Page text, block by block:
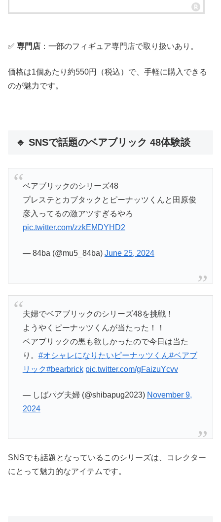
✅ 専門店 ：一部のフィギュア専門店で取り扱いあり。
価格は1個あたり約550円（税込）で、手軽に購入できる
のが魅力です。
🔹 SNSで話題のベアブリック 48体験談
ベアブリックのシリーズ48
プレステとカブタックとピーナッツくんと田原俊
彦入ってるの激アツすぎるやろ
pic.twitter.com/zzkEMDYHD2
— 84ba (@mu5_84ba) June 25, 2024
夫婦でベアブリックのシリーズ48を挑戦！
ようやくピーナッツくんが当たった！！
ベアブリックの黒も欲しかったので今日は当た
り。 #オシャレになりたいピーナッツくん#ベアブ
リック#bearbrick pic.twitter.com/gFaizuYcvv
— しばパグ夫婦 (@shibapug2023) November 9,
2024
SNSでも話題となっているこのシリーズは、コレクター
にとって魅力的なアイテムです。